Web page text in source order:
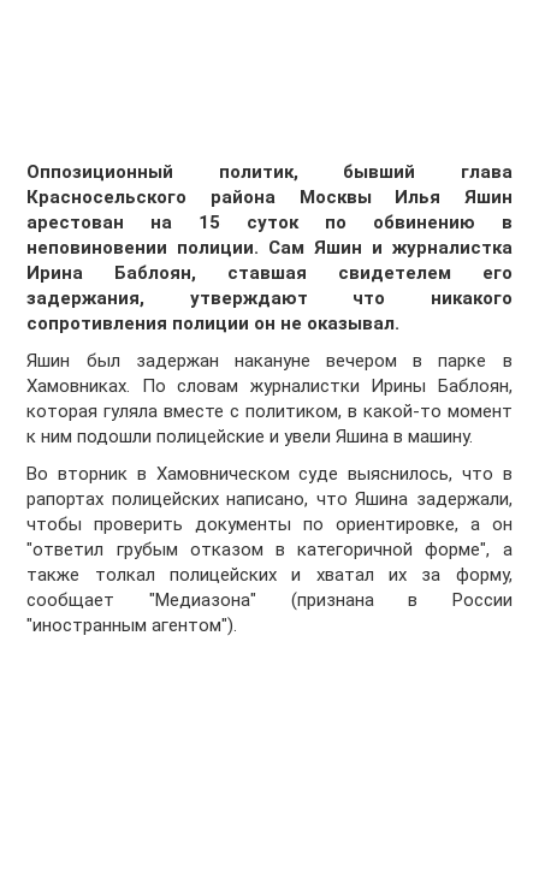
Оппозиционный политик, бывший глава
Красносельского района Москвы Илья Яшин
арестован на 15 суток по обвинению в
неповиновении полиции. Сам Яшин и журналистка
Ирина Баблоян, ставшая свидетелем его
задержания, утверждают что никакого
сопротивления полиции он не оказывал.
Яшин был задержан накануне вечером в парке в
Хамовниках. По словам журналистки Ирины Баблоян,
которая гуляла вместе с политиком, в какой-то момент
к ним подошли полицейские и увели Яшина в машину.
Во вторник в Хамовническом суде выяснилось, что в
рапортах полицейских написано, что Яшина задержали,
чтобы проверить документы по ориентировке, а он
"ответил грубым отказом в категоричной форме", а
также толкал полицейских и хватал их за форму,
сообщает "Медиазона" (признана в России
"иностранным агентом").